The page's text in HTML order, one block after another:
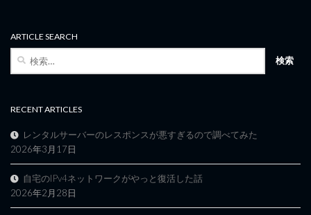
ARTICLE SEARCH
RECENT ARTICLES
レンタルサーバーのレスポンスが悪すぎるので調べてみた
2026年3月17日
自宅のIPv4ネットワークがやっと復活した話
2026年2月28日